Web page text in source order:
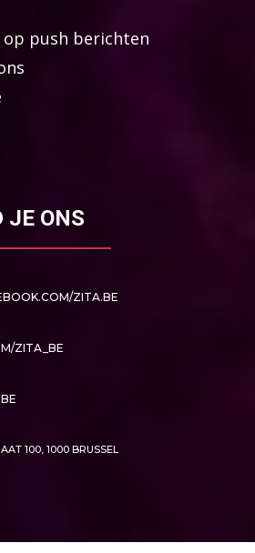
push berichten
JE ONS
ZITA.BE
ZITA_BE
100, 1000 BRUSSEL